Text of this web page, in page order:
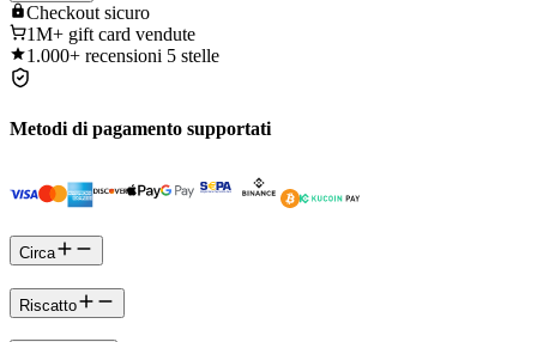
Checkout sicuro
1M+ gift card vendute
1.000+ recensioni 5 stelle
Metodi di pagamento supportati
Circa
Riscatto